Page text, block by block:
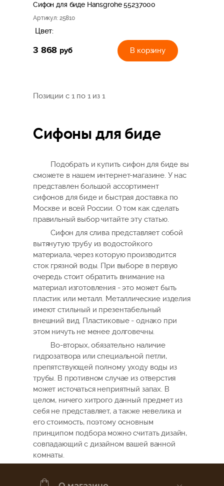
Сифон для биде Hansgrohe 55237000
Артикул: 25810
Цвет:
3 868 руб В корзину
Позиции с 1 по 1 из 1
Сифоны для биде
Подобрать и купить сифон для биде вы
сможете в нашем интернет-магазине. У нас
представлен большой ассортимент
сифонов для биде и быстрая доставка по
Москве и всей России. О том как сделать
правильный выбор читайте эту статью.
Сифон для слива представляет собой
вытянутую трубу из водостойкого
материала, через которую производится
сток грязной воды. При выборе в первую
очередь стоит обратить внимание на
материал изготовления - это может быть
пластик или металл. Металлические изделия
имеют стильный и презентабельный
внешний вид. Пластиковые - однако при
этом ничуть не менее долговечны.
Во-вторых, обязательно наличие
гидрозатвора или специальной петли,
препятствующей полному уходу воды из
трубы. В противном случае из отверстия
может источаться неприятный запах. В
целом, ничего хитрого данный предмет из
себя не представляет, а также невелика и
его стоимость, поэтому основным
принципом подбора можно считать дизайн,
совпадающий с дизайном вашей ванной
комнаты.